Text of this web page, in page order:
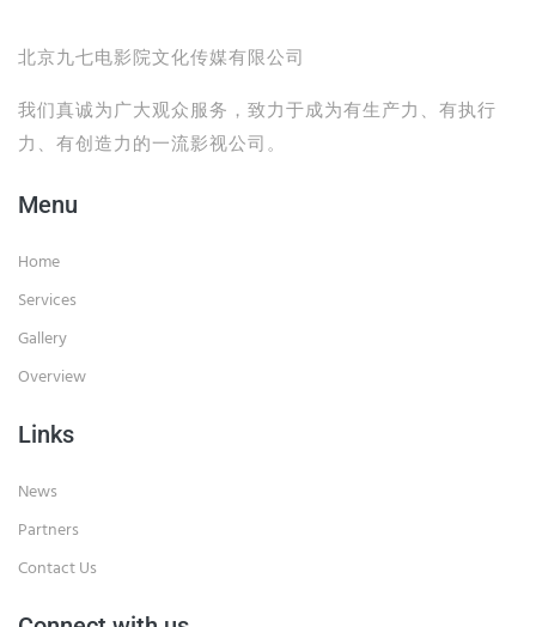
北京九七电影院文化传媒有限公司
我们真诚为广大观众服务，致力于成为有生产力、有执行
力、有创造力的一流影视公司。
Menu
Home
Services
Gallery
Overview
Links
News
Partners
Contact Us